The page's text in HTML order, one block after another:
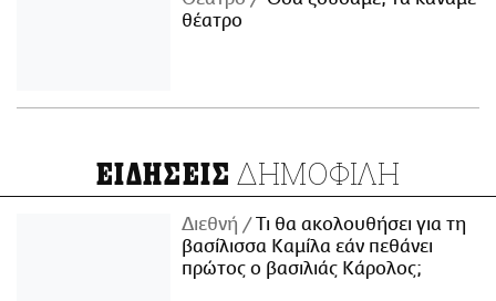
θέατρο
ΕΙΔΗΣΕΙΣ ΔΗΜΟΦΙΛΗ
Διεθνή
Τι θα ακολουθήσει για τη
βασίλισσα Καμίλα εάν πεθάνει
πρώτος ο βασιλιάς Κάρολος;